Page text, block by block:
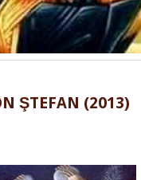
ŞTEFAN (2013)